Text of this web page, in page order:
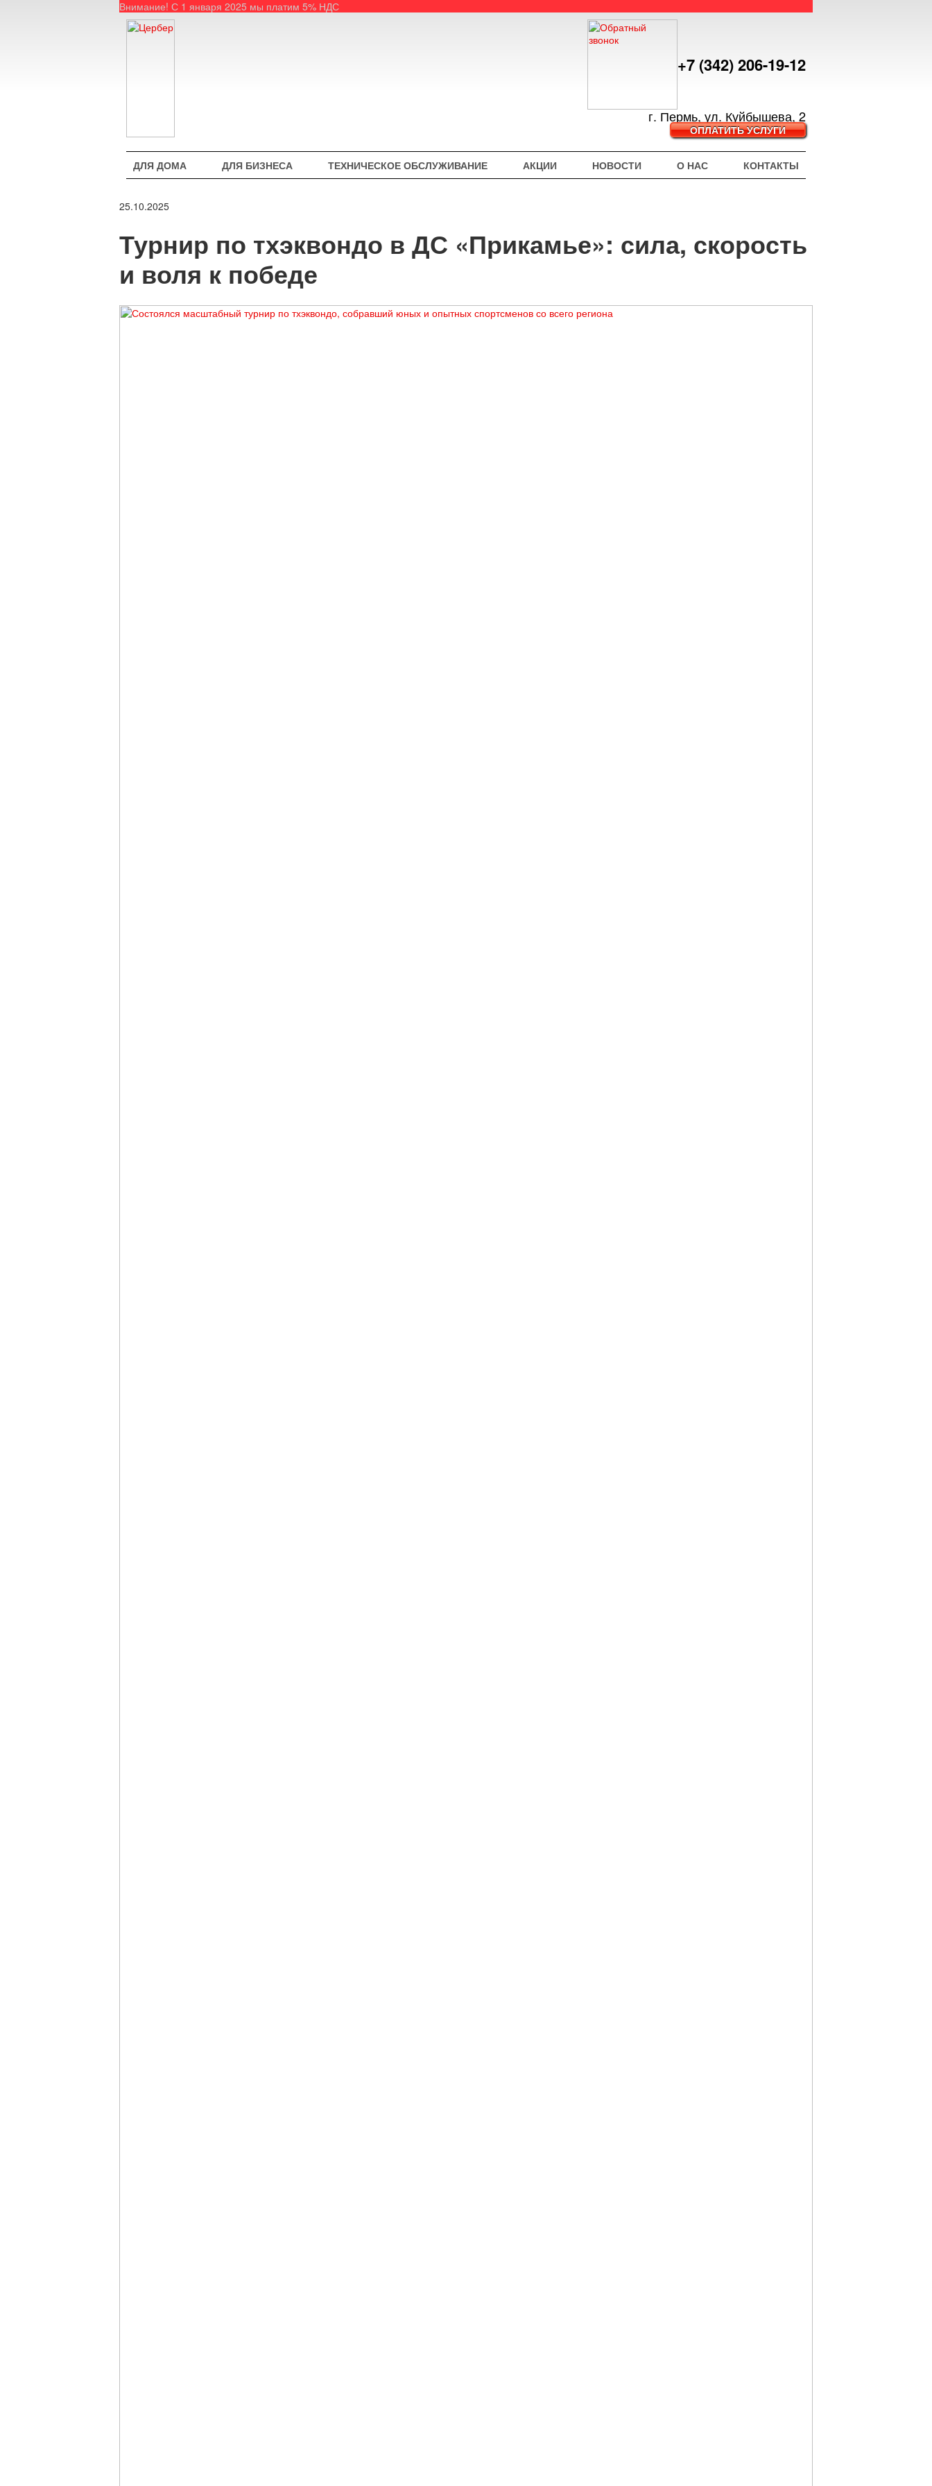
Внимание! С 1 января 2025 мы платим 5% НДС
+7 (342) 206-19-12
г. Пермь, ул. Куйбышева, 2
ОПЛАТИТЬ УСЛУГИ
ДЛЯ ДОМА ДЛЯ БИЗНЕСА ТЕХНИЧЕСКОЕ ОБСЛУЖИВАНИЕ АКЦИИ НОВОСТИ О НАС КОНТАКТЫ
25.10.2025
Турнир по тхэквондо в ДС «Прикамье»: сила, скорость
и воля к победе